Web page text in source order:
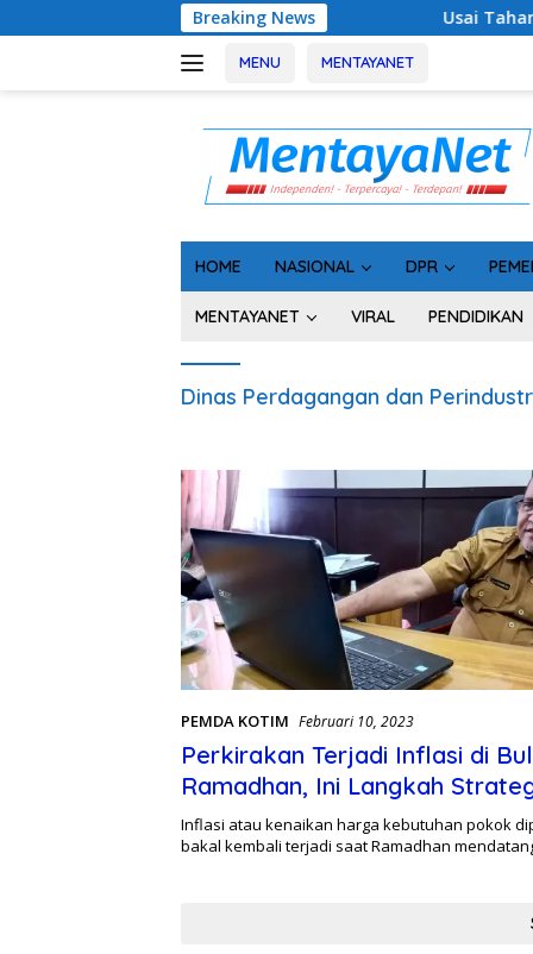
ke
Breaking News Usai Tahan 5
MENU MENTAYANET
HOME NASIONAL DPR
MENTAYANET VIRAL PENDIDIKAN
Dinas Perdagangan dan
PEMDA KOTIM Februari 10, 2023
Perkirakan Terjadi Inflasi di
Ramadhan, Ini Langkah
Pemkab Kotim Mengatasinya
Inflasi atau kenaikan harga kebutuhan pokok
bakal kembali terjadi saat Ramadhan